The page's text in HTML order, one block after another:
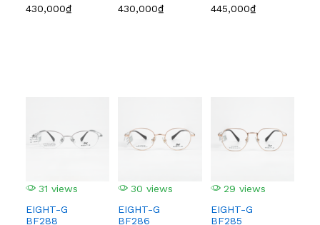
430,000₫
430,000₫
445,000₫
31 views
EIGHT-G
BF288
30 views
EIGHT-G
BF286
29 views
EIGHT-G
BF285